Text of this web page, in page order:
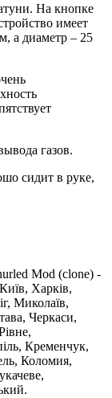
На кнопке
имеет
а диаметр – 25
газов.
сидит в руке,
Mod (clone) -
Харків,
Миколаїв,
Черкаси,
Кременчук,
Коломия,